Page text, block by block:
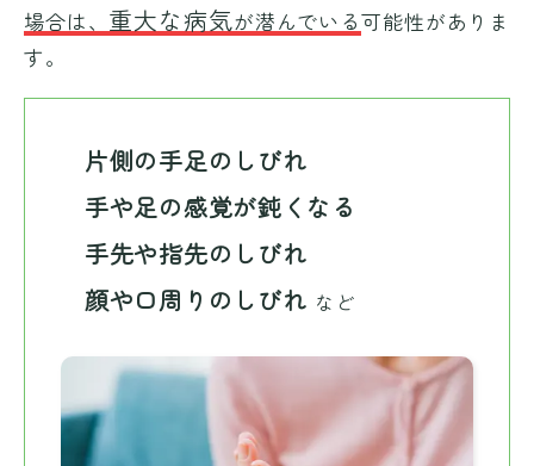
場合は、 重大な病気が潜んでいる可能性がありま
す。
片側の手足のしびれ
手や足の感覚が鈍くなる
手先や指先のしびれ
顔や口周りのしびれ など